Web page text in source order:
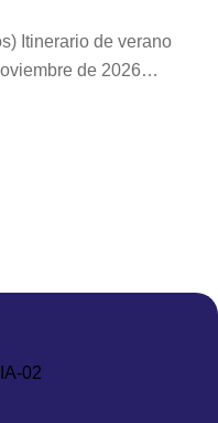
Itinerario de verano
de 2026
historia, cultura y
2026” es un circuito